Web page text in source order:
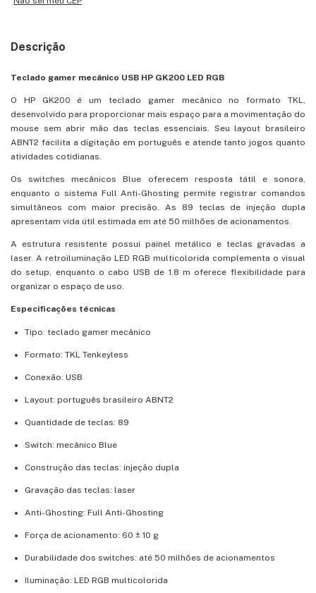
Descrição
Teclado gamer mecânico USB HP GK200 LED RGB
O HP GK200 é um teclado gamer mecânico no formato TKL,
desenvolvido para proporcionar mais espaço para a movimentação do
mouse sem abrir mão das teclas essenciais. Seu layout brasileiro
ABNT2 facilita a digitação em português e atende tanto jogos quanto
atividades cotidianas.
Os switches mecânicos Blue oferecem resposta tátil e sonora,
enquanto o sistema Full Anti-Ghosting permite registrar comandos
simultâneos com maior precisão. As 89 teclas de injeção dupla
apresentam vida útil estimada em até 50 milhões de acionamentos.
A estrutura resistente possui painel metálico e teclas gravadas a
laser. A retroiluminação LED RGB multicolorida complementa o visual
do setup, enquanto o cabo USB de 1.8 m oferece flexibilidade para
organizar o espaço de uso.
Especificações técnicas
Tipo: teclado gamer mecânico
Formato: TKL Tenkeyless
Conexão: USB
Layout: português brasileiro ABNT2
Quantidade de teclas: 89
Switch: mecânico Blue
Construção das teclas: injeção dupla
Gravação das teclas: laser
Anti-Ghosting: Full Anti-Ghosting
Força de acionamento: 60 ± 10 g
Durabilidade dos switches: até 50 milhões de acionamentos
Iluminação: LED RGB multicolorida